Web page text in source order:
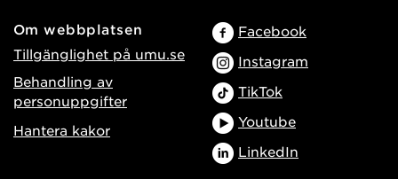
Om webbplatsen
Tillgänglighet på umu.se
Behandling av
personuppgifter
Hantera kakor
Facebook
Instagram
TikTok
Youtube
LinkedIn